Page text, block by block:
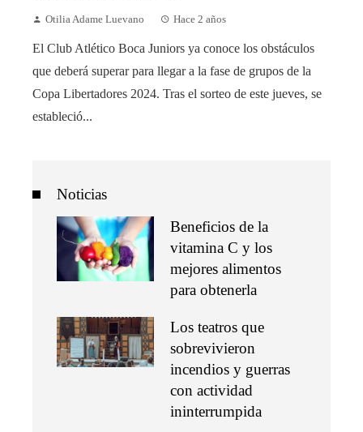
Otilia Adame Luevano Hace 2 años
El Club Atlético Boca Juniors ya conoce los obstáculos
que deberá superar para llegar a la fase de grupos de la
Copa Libertadores 2024. Tras el sorteo de este jueves, se
estableció...
Noticias
Beneficios de la
vitamina C y los
mejores alimentos
para obtenerla
Los teatros que
sobrevivieron
incendios y guerras
con actividad
ininterrumpida